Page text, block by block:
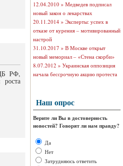
РФ,
роста
12.04.2010 » Медведев подписал
новый закон о лекарствах
20.11.2014 » Эксперты: успех в
отказе от курения – мотивированный
настрой
31.10.2017 » В Москве открыт
новый мемориал – «Стена скорби»
8.07.2012 » Украинская оппозиция
начала бессрочную акцию протеста
Наш опрос
Верите ли Вы в достоверность
новостей? Говорят ли нам правду?
Да
Нет
Затрудняюсь ответить